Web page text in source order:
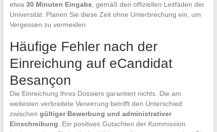
etwa 30 Minuten Eingabe, gemäß den offiziellen Leitfäden der
Universität. Planen Sie diese Zeit ohne Unterbrechung ein, um
Vergessen zu vermeiden.
Häufige Fehler nach der
Einreichung auf eCandidat
Besançon
Die Einreichung Ihres Dossiers garantiert nichts. Die am
weitesten verbreitete Verwirrung betrifft den Unterschied
zwischen gültiger Bewerbung und administrativer
Einschreibung . Ein positives Gutachten der Kommission